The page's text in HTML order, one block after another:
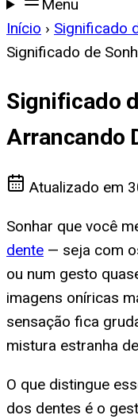
Menu
Início › Significado
Significado de
Significado
Arrancando
Atualizado em
Sonhar que você
dente — seja com
ou num gesto
imagens oníricas
sensação fica
mistura estranha
O que distingue
dos dentes é o